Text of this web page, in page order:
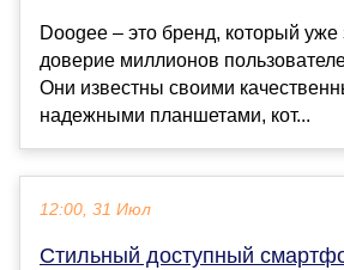
Doogee – это бренд, который уже
доверие миллионов
Они известны своими
надежными планшетами, кот...
12:00, 31 Июл
Стильный доступный